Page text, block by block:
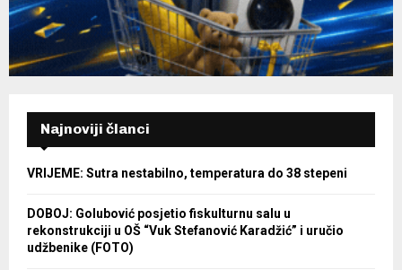
Najnoviji članci
VRIJEME: Sutra nestabilno, temperatura do 38 stepeni
DOBOJ: Golubović posjetio fiskulturnu salu u
rekonstrukciji u OŠ “Vuk Stefanović Karadžić” i uručio
udžbenike (FOTO)